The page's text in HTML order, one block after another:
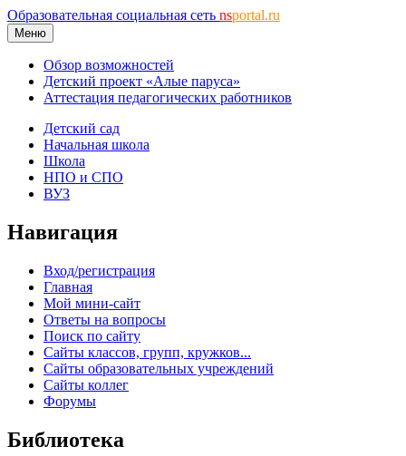
Образовательная социальная сеть nsportal.ru
Меню
Обзор возможностей
Детский проект «Алые паруса»
Аттестация педагогических работников
Детский сад
Начальная школа
Школа
НПО и СПО
ВУЗ
Навигация
Вход/регистрация
Главная
Мой мини-сайт
Ответы на вопросы
Поиск по сайту
Сайты классов, групп, кружков...
Сайты образовательных учреждений
Сайты коллег
Форумы
Библиотека